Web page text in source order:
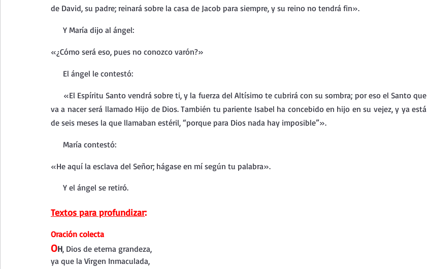
de David, su padre; reinará sobre la casa de Jacob para siempre, y su reino no tendrá fin».
Y María dijo al ángel:
«¿Cómo será eso, pues no conozco varón?»
El ángel le contestó:
«El Espíritu Santo vendrá sobre ti, y la fuerza del Altísimo te cubrirá con su sombra; por eso el Santo que
va a nacer será llamado Hijo de Dios. También tu pariente Isabel ha concebido en hijo en su vejez, y ya está
de seis meses la que llamaban estéril, “porque para Dios nada hay imposible”».
María contestó:
«He aquí la esclava del Señor; hágase en mí según tu palabra».
Y el ángel se retiró.
Textos para profundizar:
Oración colecta
OH, Dios de eterna grandeza,
ya que la Virgen Inmaculada,